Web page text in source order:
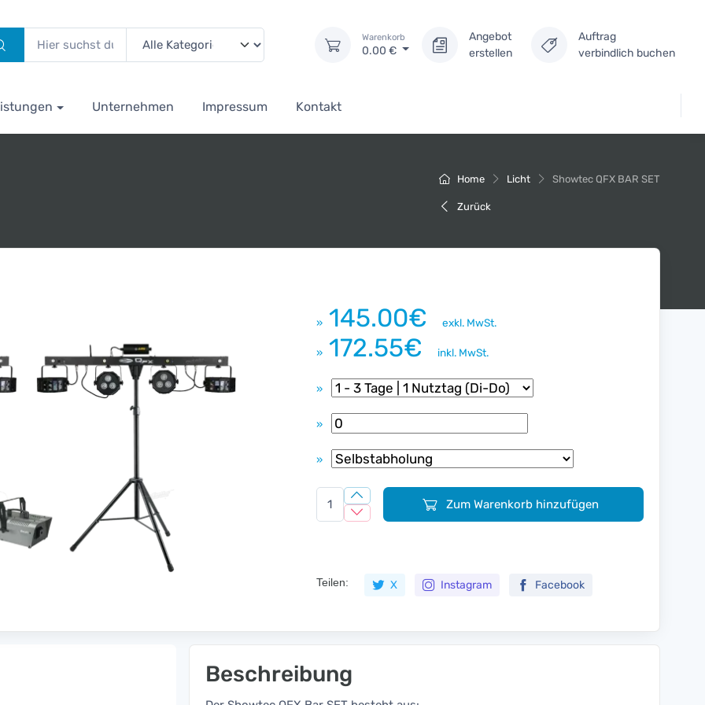
Warenkorb
0.00 €
Angebot
erstellen
Auftrag
verbindlich buchen
Unternehmen Impressum Kontakt
Home Licht Showtec QFX BAR SET
Zurück
» 145.00€ exkl. MwSt.
» 172.55€ inkl. MwSt.
»
»
»
Zum Warenkorb hinzufügen
Teilen: X Instagram Facebook
Beschreibung